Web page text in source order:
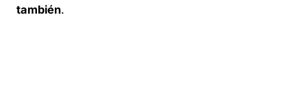
también.